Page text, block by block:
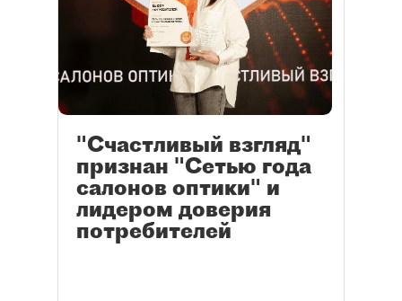
"Счастливый взгляд"
признан "Сетью года
салонов оптики" и
лидером доверия
потребителей